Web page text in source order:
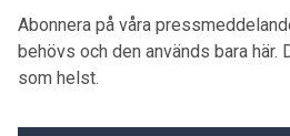
Abonnera på våra
behövs och den används bara här.
som helst.